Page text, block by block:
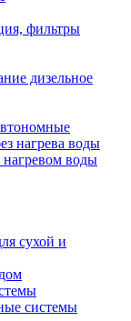
фильтры
дизельное
нагрева воды
нагревом воды
сухой и
системы